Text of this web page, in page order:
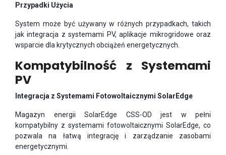
Przypadki Użycia
System może być używany w różnych przypadkach, takich
jak integracja z systemami PV, aplikacje mikrogridowe oraz
wsparcie dla krytycznych obciążeń energetycznych.
Kompatybilność z Systemami
PV
Integracja z Systemami Fotowoltaicznymi SolarEdge
Magazyn energii SolarEdge CSS-OD jest w pełni
kompatybilny z systemami fotowoltaicznymi SolarEdge, co
pozwala na łatwą integrację i zarządzanie zasobami
energetycznymi.